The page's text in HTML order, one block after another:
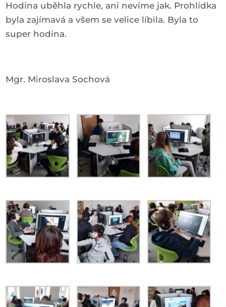
Hodina uběhla rychle, ani nevíme jak. Prohlídka
byla zajímavá a všem se velice líbila. Byla to
super hodina.
Mgr. Miroslava Sochová